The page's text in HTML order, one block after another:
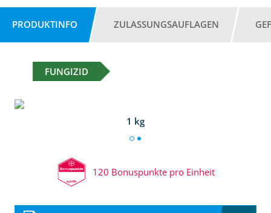
PRODUKTINFO ZULASSUNGSAUFLAGEN
FUNGIZID
1 kg
120 Bonuspunkte pro Einheit